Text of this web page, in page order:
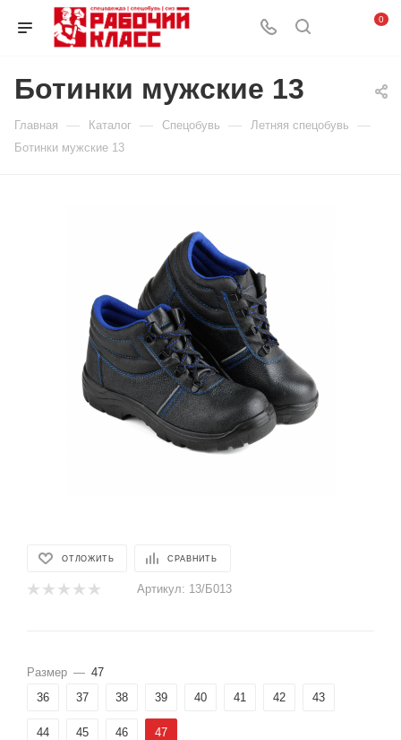
0
Ботинки мужские 13
Главная — Каталог — Спецобувь — Летняя спецобувь —
Ботинки мужские 13
ОТЛОЖИТЬ СРАВНИТЬ
Артикул: 13/Б013
Размер — 47
36
37 38 39 40 41 42 43
44 45 46 47